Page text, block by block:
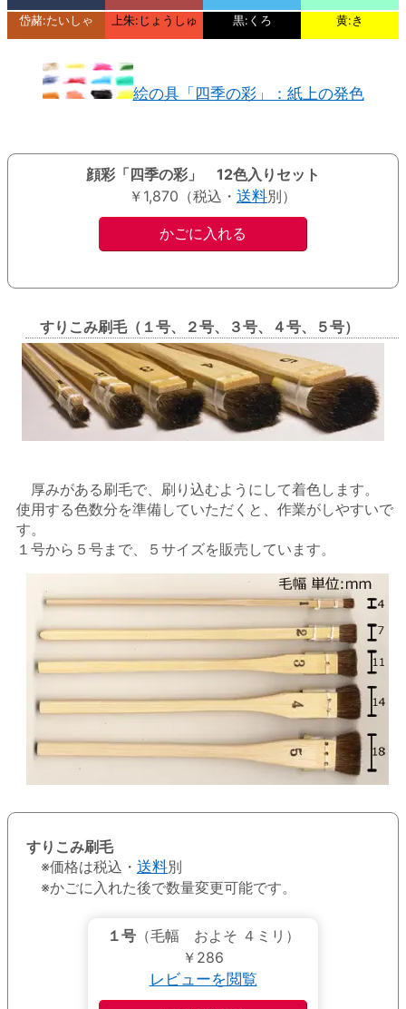
岱赭:たいしゃ 上朱:じょうしゅ 黒:くろ 黄:き
絵の具「四季の彩」：紙上の発色
顔彩「四季の彩」 12色入りセット
￥1,870（税込・ 送料別）
すりこみ刷毛（１号、２号、３号、４号、５号）
厚みがある刷毛で、刷り込むようにして着色します。
使用する色数分を準備していただくと、作業がしやすいで
す。
１号から５号まで、５サイズを販売しています。
すりこみ刷毛
※価格は税込・ 送料別
※かごに入れた後で数量変更可能です。
１号（毛幅 およそ ４ミリ）
￥286
レビューを閲覧